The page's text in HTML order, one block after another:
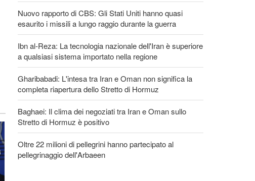
Nuovo rapporto di CBS: Gli Stati Uniti hanno quasi
esaurito i missili a lungo raggio durante la guerra
Ibn al-Reza: La tecnologia nazionale dell'Iran è superiore
a qualsiasi sistema importato nella regione
Gharibabadi: L'intesa tra Iran e Oman non significa la
completa riapertura dello Stretto di Hormuz
Baghaei: Il clima dei negoziati tra Iran e Oman sullo
Stretto di Hormuz è positivo
Oltre 22 milioni di pellegrini hanno partecipato al
pellegrinaggio dell'Arbaeen